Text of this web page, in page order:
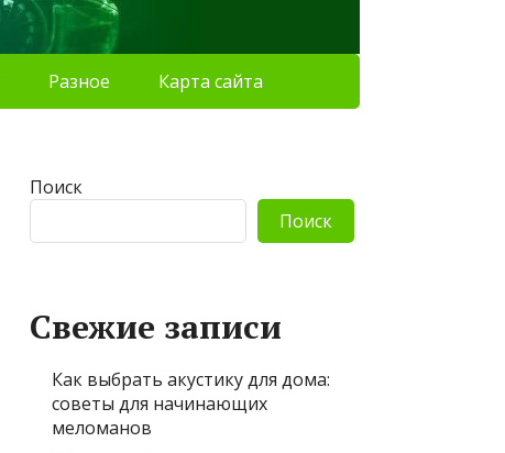
Разное Карта сайта
Поиск
Поиск
Свежие записи
Как выбрать акустику для дома:
советы для начинающих
меломанов